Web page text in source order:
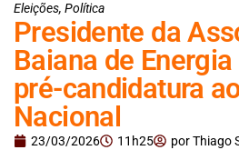
Eleições, Política
Presidente da
Baiana de
pré-candidatura
Nacional
23/03/2026 11h25 porThiago